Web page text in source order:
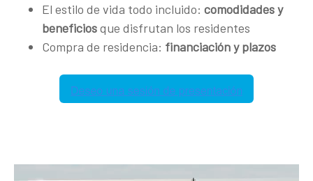
El estilo de vida todo incluido: comodidades y
beneficiosque disfrutan los residentes
Compra de residencia: financiación y plazos